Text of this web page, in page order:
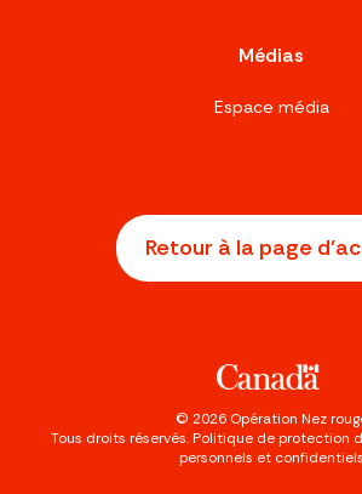
Médias
Espace média
Retour à la page
© 2026Opération Nez
Tous droits réservés.Politique de protection
personnels et confidentiels